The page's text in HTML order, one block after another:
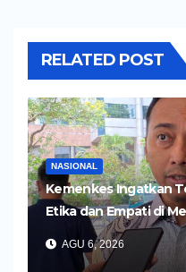
RELATED POST
NASIONAL
Kemenkes Ingatkan
Etika dan Empati di
AGU 6, 2026